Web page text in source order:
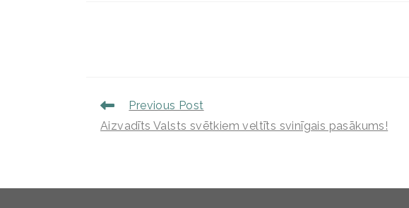
Previous Post
Aizvadīts Valsts svētkiem veltīts svinīgais pasākums!